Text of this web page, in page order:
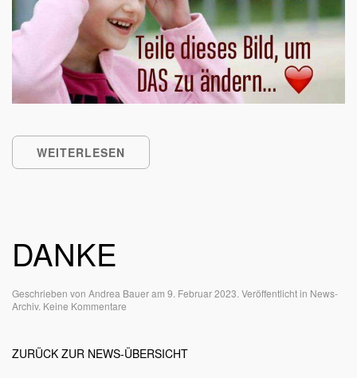
WEITERLESEN
DANKE
Geschrieben von Andrea Baueram 9. Februar 2023. Veröffentlicht in News-
Archiv. Keine Kommentare
ZURÜCK ZUR NEWS-ÜBERSICHT